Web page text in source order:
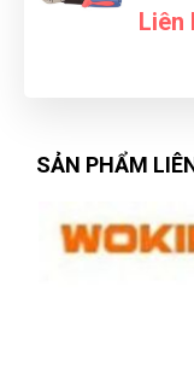
Hài lòng nhất về
chóng chứ không lý
Lê Chí
Liên
SẢN PHẨM